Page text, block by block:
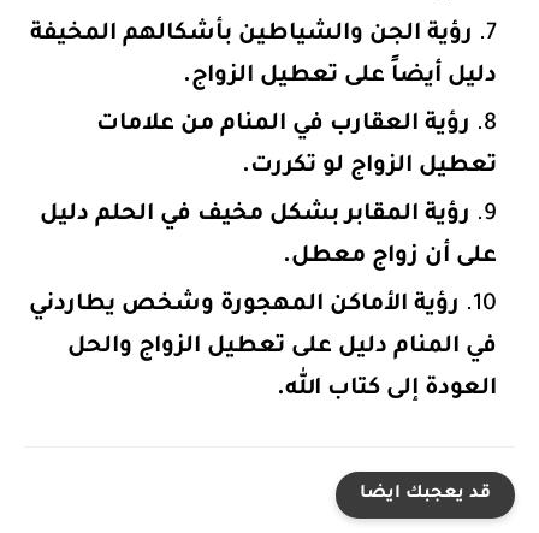
رؤية الجن والشياطين بأشكالهم المخيفة
دليل أيضاً على تعطيل الزواج.
رؤية العقارب في المنام من علامات
تعطيل الزواج لو تكررت.
رؤية المقابر بشكل مخيف في الحلم دليل
على أن زواج معطل.
رؤية الأماكن المهجورة وشخص يطاردني
في المنام دليل على تعطيل الزواج والحل
العودة إلى كتاب الله.
قد يعجبك ايضا